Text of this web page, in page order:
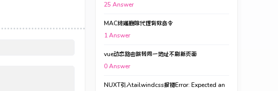
25 Answer
MAC终端删除代理有效命令
1Answer
vue动态路由跳转同一地址不刷新页面
0Answer
NUXT引入tailwindcss报错Error: Expected an